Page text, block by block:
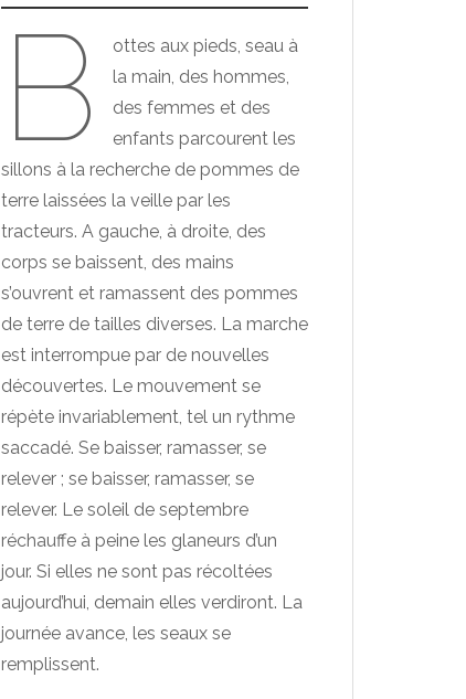
B
ottes aux pieds, seau à
la main, des hommes,
des femmes et des
enfants parcourent les
sillons à la recherche de pommes de
terre laissées la veille par les
tracteurs. A gauche, à droite, des
corps se baissent, des mains
s’ouvrent et ramassent des pommes
de terre de tailles diverses. La marche
est interrompue par de nouvelles
découvertes. Le mouvement se
répète invariablement, tel un rythme
saccadé. Se baisser, ramasser, se
relever ; se baisser, ramasser, se
relever. Le soleil de septembre
réchauffe à peine les glaneurs d’un
jour. Si elles ne sont pas récoltées
aujourd’hui, demain elles verdiront. La
journée avance, les seaux se
remplissent.